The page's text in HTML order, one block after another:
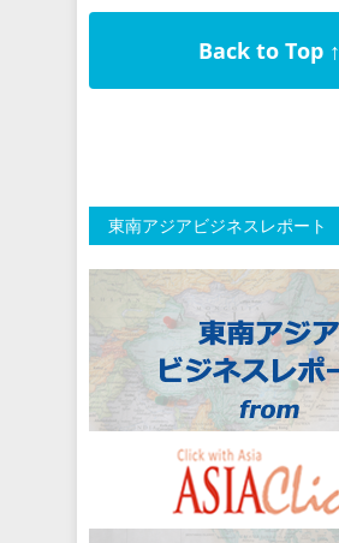
Back to Top ↑
東南アジアビジネスレポート